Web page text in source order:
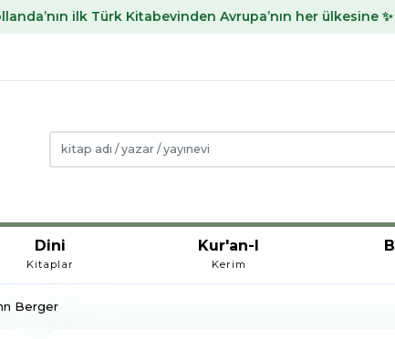
Kitabevinden Avrupa’nın her ülkesine ✨
Dini
Kitaplar
Kur'an-I
Kerim
Berger